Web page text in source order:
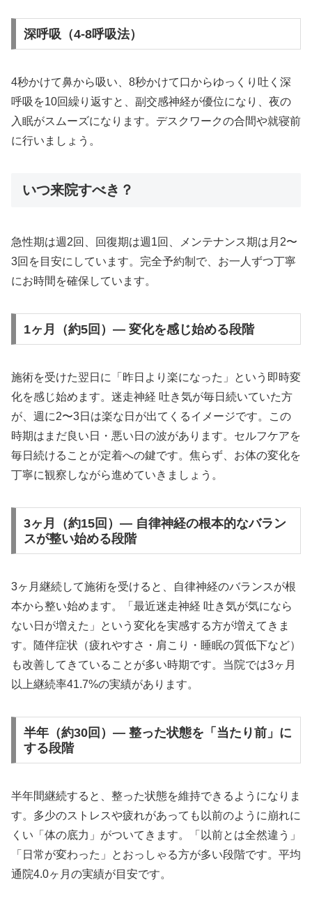
深呼吸（4-8呼吸法）
4秒かけて鼻から吸い、8秒かけて口からゆっくり吐く深
呼吸を10回繰り返すと、副交感神経が優位になり、夜の
入眠がスムーズになります。デスクワークの合間や就寝前
に行いましょう。
いつ来院すべき？
急性期は週2回、回復期は週1回、メンテナンス期は月2〜
3回を目安にしています。完全予約制で、お一人ずつ丁寧
にお時間を確保しています。
1ヶ月（約5回）— 変化を感じ始める段階
施術を受けた翌日に「昨日より楽になった」という即時変
化を感じ始めます。迷走神経 吐き気が毎日続いていた方
が、週に2〜3日は楽な日が出てくるイメージです。この
時期はまだ良い日・悪い日の波があります。セルフケアを
毎日続けることが定着への鍵です。焦らず、お体の変化を
丁寧に観察しながら進めていきましょう。
3ヶ月（約15回）— 自律神経の根本的なバラン
スが整い始める段階
3ヶ月継続して施術を受けると、自律神経のバランスが根
本から整い始めます。「最近迷走神経 吐き気が気になら
ない日が増えた」という変化を実感する方が増えてきま
す。随伴症状（疲れやすさ・肩こり・睡眠の質低下など）
も改善してきていることが多い時期です。当院では3ヶ月
以上継続率41.7%の実績があります。
半年（約30回）— 整った状態を「当たり前」に
する段階
半年間継続すると、整った状態を維持できるようになりま
す。多少のストレスや疲れがあっても以前のように崩れに
くい「体の底力」がついてきます。「以前とは全然違う」
「日常が変わった」とおっしゃる方が多い段階です。平均
通院4.0ヶ月の実績が目安です。